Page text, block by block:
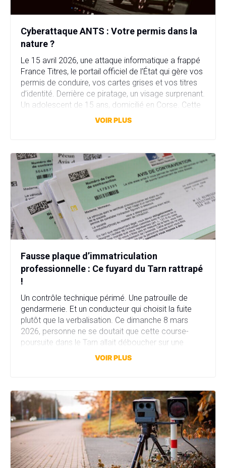
Cyberattaque ANTS : Votre permis dans la
nature ?
Le 15 avril 2026, une attaque informatique a frappé
France Titres, le portail officiel de l’État qui gère vos
permis de conduire, vos cartes grises et vos titres
d’identité. Derrière ce piratage, un visage surprenant.
Un adolescent de 15 ans, domicilié en Corse. Cette
attaque a compromis plus de 11,7 millions comptes
VOIR PLUS
Fausse plaque d’immatriculation
professionnelle : Ce fuyard du Tarn rattrapé
!
Un contrôle technique périmé. Une patrouille de
gendarmerie. Et un conducteur qui choisit la fuite
plutôt que la verbalisation. Ce dimanche 8 mars
2026, personne ne se doutait que cette course-
poursuite dans le Tarn allait déboucher sur une
affaire bien plus sérieuse que prévu. Fausse plaque
VOIR PLUS